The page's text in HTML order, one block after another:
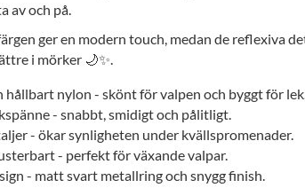
av och på.
ger en modern touch, medan de reflexiva
i mörker 🌙✨.
hållbart nylon - skönt för valpen och byggt för
- snabbt, smidigt och pålitligt.
- ökar synligheten under kvällspromenader.
- perfekt för växande valpar.
- matt svart metallring och snygg finish.